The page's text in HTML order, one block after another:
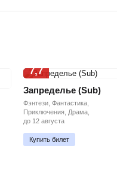
7,7
Запределье (Sub)
Фэнтези, Фантастика,
Приключения, Драма,
до 12 августа
Купить билет